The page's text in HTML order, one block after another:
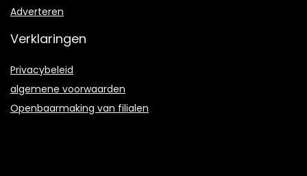
Adverteren
Verklaringen
Privacybeleid
algemene voorwaarden
Openbaarmaking van filialen